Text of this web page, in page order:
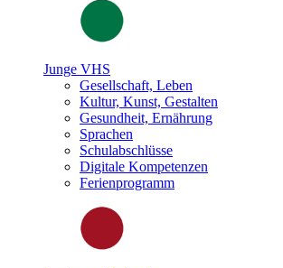
Junge VHS
Gesellschaft, Leben
Kultur, Kunst, Gestalten
Gesundheit, Ernährung
Sprachen
Schulabschlüsse
Digitale Kompetenzen
Ferienprogramm